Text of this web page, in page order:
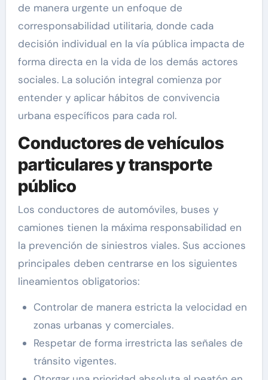
de manera urgente un enfoque de
corresponsabilidad utilitaria, donde cada
decisión individual en la vía pública impacta de
forma directa en la vida de los demás actores
sociales. La solución integral comienza por
entender y aplicar hábitos de convivencia
urbana específicos para cada rol.
Conductores de vehículos
particulares y transporte
público
Los conductores de automóviles, buses y
camiones tienen la máxima responsabilidad en
la prevención de siniestros viales. Sus acciones
principales deben centrarse en los siguientes
lineamientos obligatorios:
Controlar de manera estricta la velocidad en
zonas urbanas y comerciales.
Respetar de forma irrestricta las señales de
tránsito vigentes.